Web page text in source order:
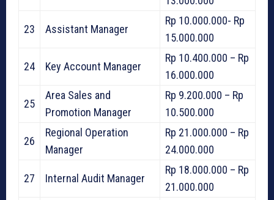
23 Assistant Manager
Rp 10.000.000- Rp
15.000.000
24 Key Account Manager
Rp 10.400.000 – Rp
16.000.000
25
Area Sales and
Promotion Manager
Rp 9.200.000 – Rp
10.500.000
26
Regional Operation
Manager
Rp 21.000.000 – Rp
24.000.000
27 Internal Audit Manager
Rp 18.000.000 – Rp
21.000.000